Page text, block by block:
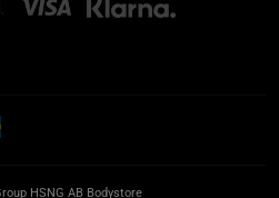
HSNG AB Bodystore